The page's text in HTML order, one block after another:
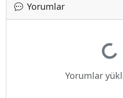
Yorumlar
Yükleniyor...
Yorumlar